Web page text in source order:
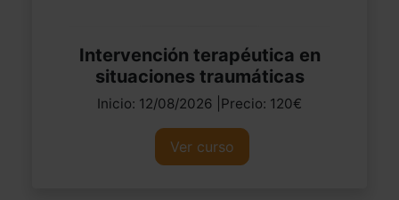
Intervención terapéutica en
situaciones traumáticas
Inicio: 12/08/2026 |Precio: 120€
Ver curso